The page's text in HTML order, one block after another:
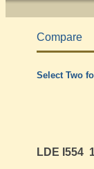
Compare
Select Two
LDE I554